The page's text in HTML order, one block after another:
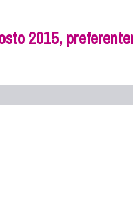
2015,